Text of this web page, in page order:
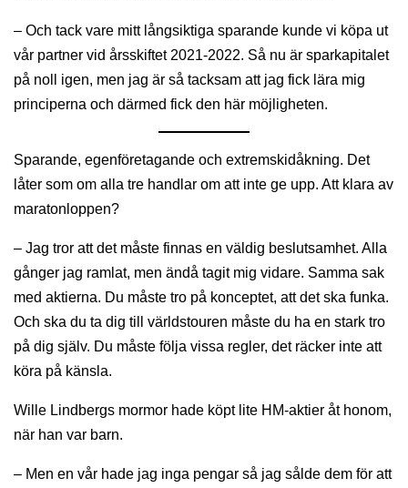
– Och tack vare mitt långsiktiga sparande kunde vi köpa ut
vår partner vid årsskiftet 2021-2022. Så nu är sparkapitalet
på noll igen, men jag är så tacksam att jag fick lära mig
principerna och därmed fick den här möjligheten.
Sparande, egenföretagande och extremskidåkning. Det
låter som om alla tre handlar om att inte ge upp. Att klara av
maratonloppen?
– Jag tror att det måste finnas en väldig beslutsamhet. Alla
gånger jag ramlat, men ändå tagit mig vidare. Samma sak
med aktierna. Du måste tro på konceptet, att det ska funka.
Och ska du ta dig till världstouren måste du ha en stark tro
på dig själv. Du måste följa vissa regler, det räcker inte att
köra på känsla.
Wille Lindbergs mormor hade köpt lite HM-aktier åt honom,
när han var barn.
– Men en vår hade jag inga pengar så jag sålde dem för att